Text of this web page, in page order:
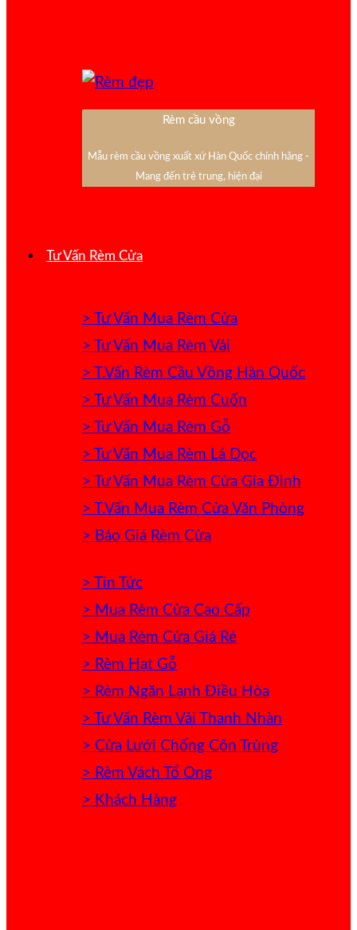
Rèm cầu vồng
Mẫu rèm cầu vồng xuất xứ Hàn Quốc chính hãng -
Mang đến trẻ trung, hiện đại
Tư Vấn Rèm Cửa
> Tư Vấn Mua Rèm Cửa
> Tư Vấn Mua Rèm Vải
> T.Vấn Rèm Cầu Vồng Hàn Quốc
> Tư Vấn Mua Rèm Cuốn
> Tư Vấn Mua Rèm Gỗ
> Tư Vấn Mua Rèm Lá Dọc
> Tư Vấn Mua Rèm Cửa Gia Đình
> T.Vấn Mua Rèm Cửa Văn Phòng
> Báo Giá Rèm Cửa
> Tin Tức
> Mua Rèm Cửa Cao Cấp
> Mua Rèm Cửa Giá Rẻ
> Rèm Hạt Gỗ
> Rèm Ngăn Lạnh Điều Hòa
> Tư Vấn Rèm Vải Thanh Nhàn
> Cửa Lưới Chống Côn Trùng
> Rèm Vách Tổ Ong
> Khách Hàng